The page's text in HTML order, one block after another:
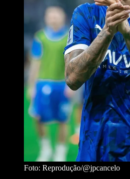
Foto: Reprodução/@jpcancelo